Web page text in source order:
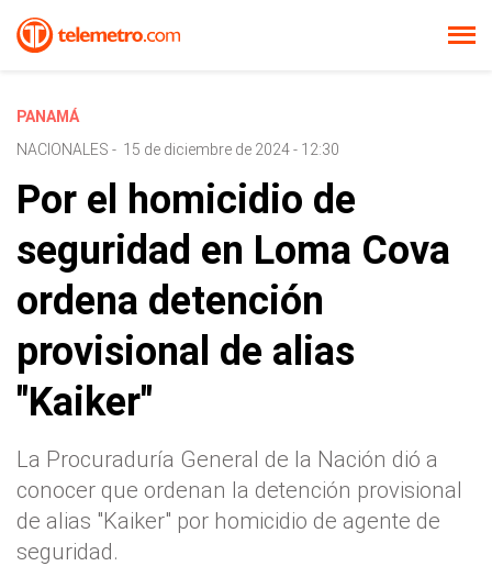
PANAMÁ
NACIONALES - 15 de diciembre de 2024 - 12:30
Por el homicidio de
seguridad en Loma Cova
ordena detención
provisional de alias
"Kaiker"
La Procuraduría General de la Nación dió a
conocer que ordenan la detención provisional
de alias "Kaiker" por homicidio de agente de
seguridad.